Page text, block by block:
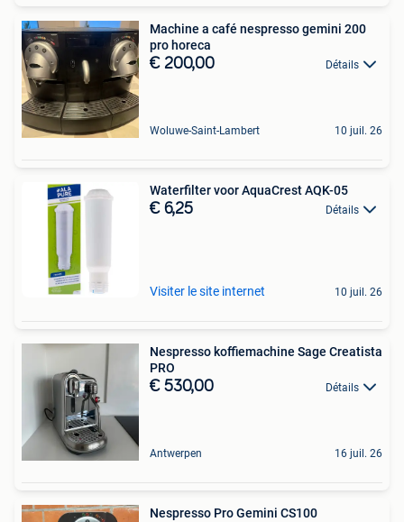
Machine a café nespresso gemini 200
pro horeca
€ 200,00 Détails
Woluwe-Saint-Lambert 10 juil. 26
Waterfilter voor AquaCrest AQK-05
€ 6,25 Détails
Visiter le site internet 10 juil. 26
Nespresso koffiemachine Sage Creatista
PRO
€ 530,00 Détails
Antwerpen 16 juil. 26
Nespresso Pro Gemini CS100